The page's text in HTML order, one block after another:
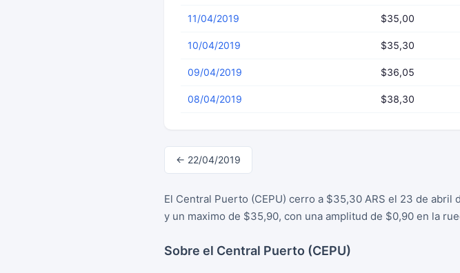
11/04/2019 $35,00
10/04/2019 $35,30
09/04/2019 $36,05
08/04/2019 $38,30
← 22/04/2019
El Central Puerto (CEPU) cerro a $35,30 ARS el 23 de
y un maximo de $35,90, con una amplitud de $0,90 en la
Sobre el Central Puerto (CEPU)